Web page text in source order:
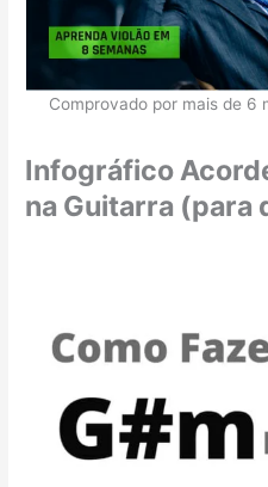
Comprovado por mais de 6
Infográfico
na Guitarra (para